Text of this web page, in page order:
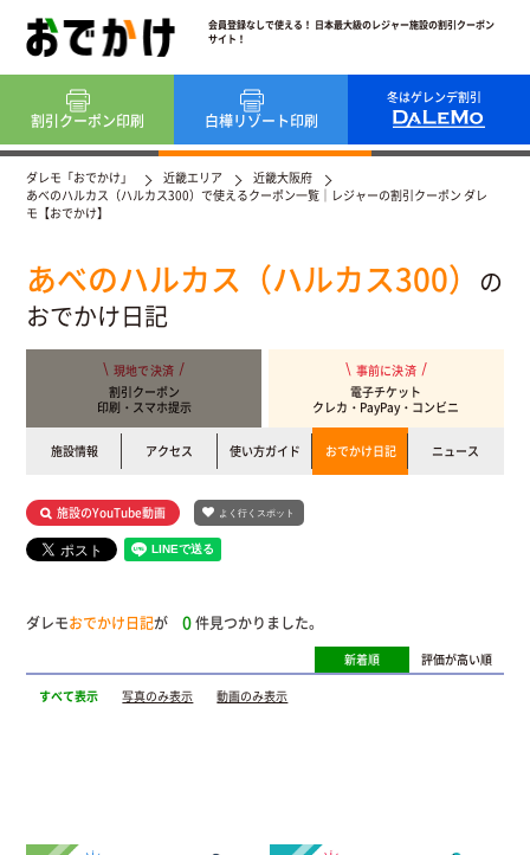
会員登録なしで使える！ 日本最大級のレジャー施設の割引クーポン
サイト！
冬はゲレンデ割引
割引クーポン印刷 白樺リゾート印刷
ダレモ「おでかけ」 近畿エリア
近畿大阪府
あべのハルカス（ハルカス300）で使えるクーポン一覧｜レジャーの割引クーポン ダレ
モ【おでかけ】
あべのハルカス（ハルカス300）
の
おでかけ日記
現地で決済
割引クーポン
印刷・スマホ提示
事前に決済
電子チケット
クレカ・PayPay・コンビニ
施設情報 アクセス 使い方ガイド おでかけ日記 ニュース
施設のYouTube動画 よく行くスポット
ダレモおでかけ日記が0件見つかりました。
新着順 評価が高い順
すべて表示 写真のみ表示 動画のみ表示